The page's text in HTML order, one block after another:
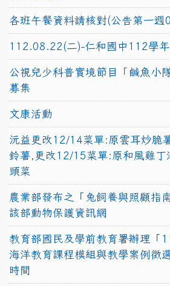
各班午餐資料請核對(公告第一
112.08.22(二)-仁和國中112學
公視兒少科普實境節目「鹹魚小
募集
文康活動
沅益更改12/14菜單:原雲耳炒脆
鈴薯,更改12/15菜單:原和風雞丁
頭菜
農業部發布之「兔飼養與照顧指
該部動物保護資訊網
教育部國民及學前教育署辦理「
海洋教育課程模組與教學案例徵
時間